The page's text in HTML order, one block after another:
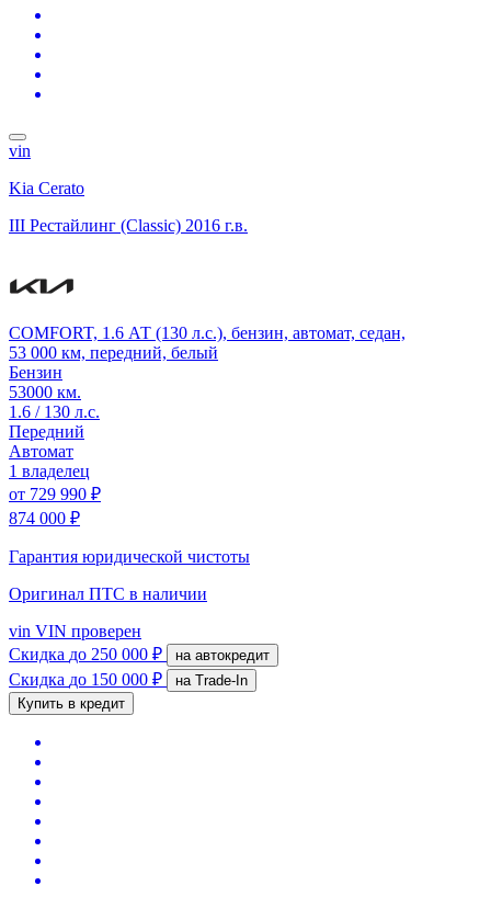
vin
Kia Cerato
III Рестайлинг (Classic) 2016 г.в.
COMFORT, 1.6 АТ (130 л.с.), бензин, автомат, седан,
53 000 км, передний, белый
Бензин
53000 км.
1.6 / 130 л.с.
Передний
Автомат
1 владелец
от 729 990 ₽
874 000 ₽
Гарантия юридической чистоты
Оригинал ПТС в наличии
vin VIN проверен
Скидка до 250 000 ₽ на автокредит
Скидка до 150 000 ₽
на Trade-In
Купить в кредит